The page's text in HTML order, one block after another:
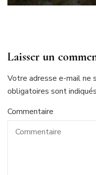
Laisser un
Votre adresse e-mail ne
obligatoires sont
Commentaire